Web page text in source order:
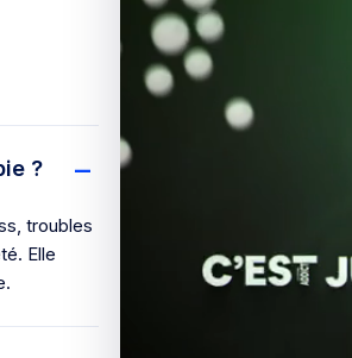
?
troubles
Elle